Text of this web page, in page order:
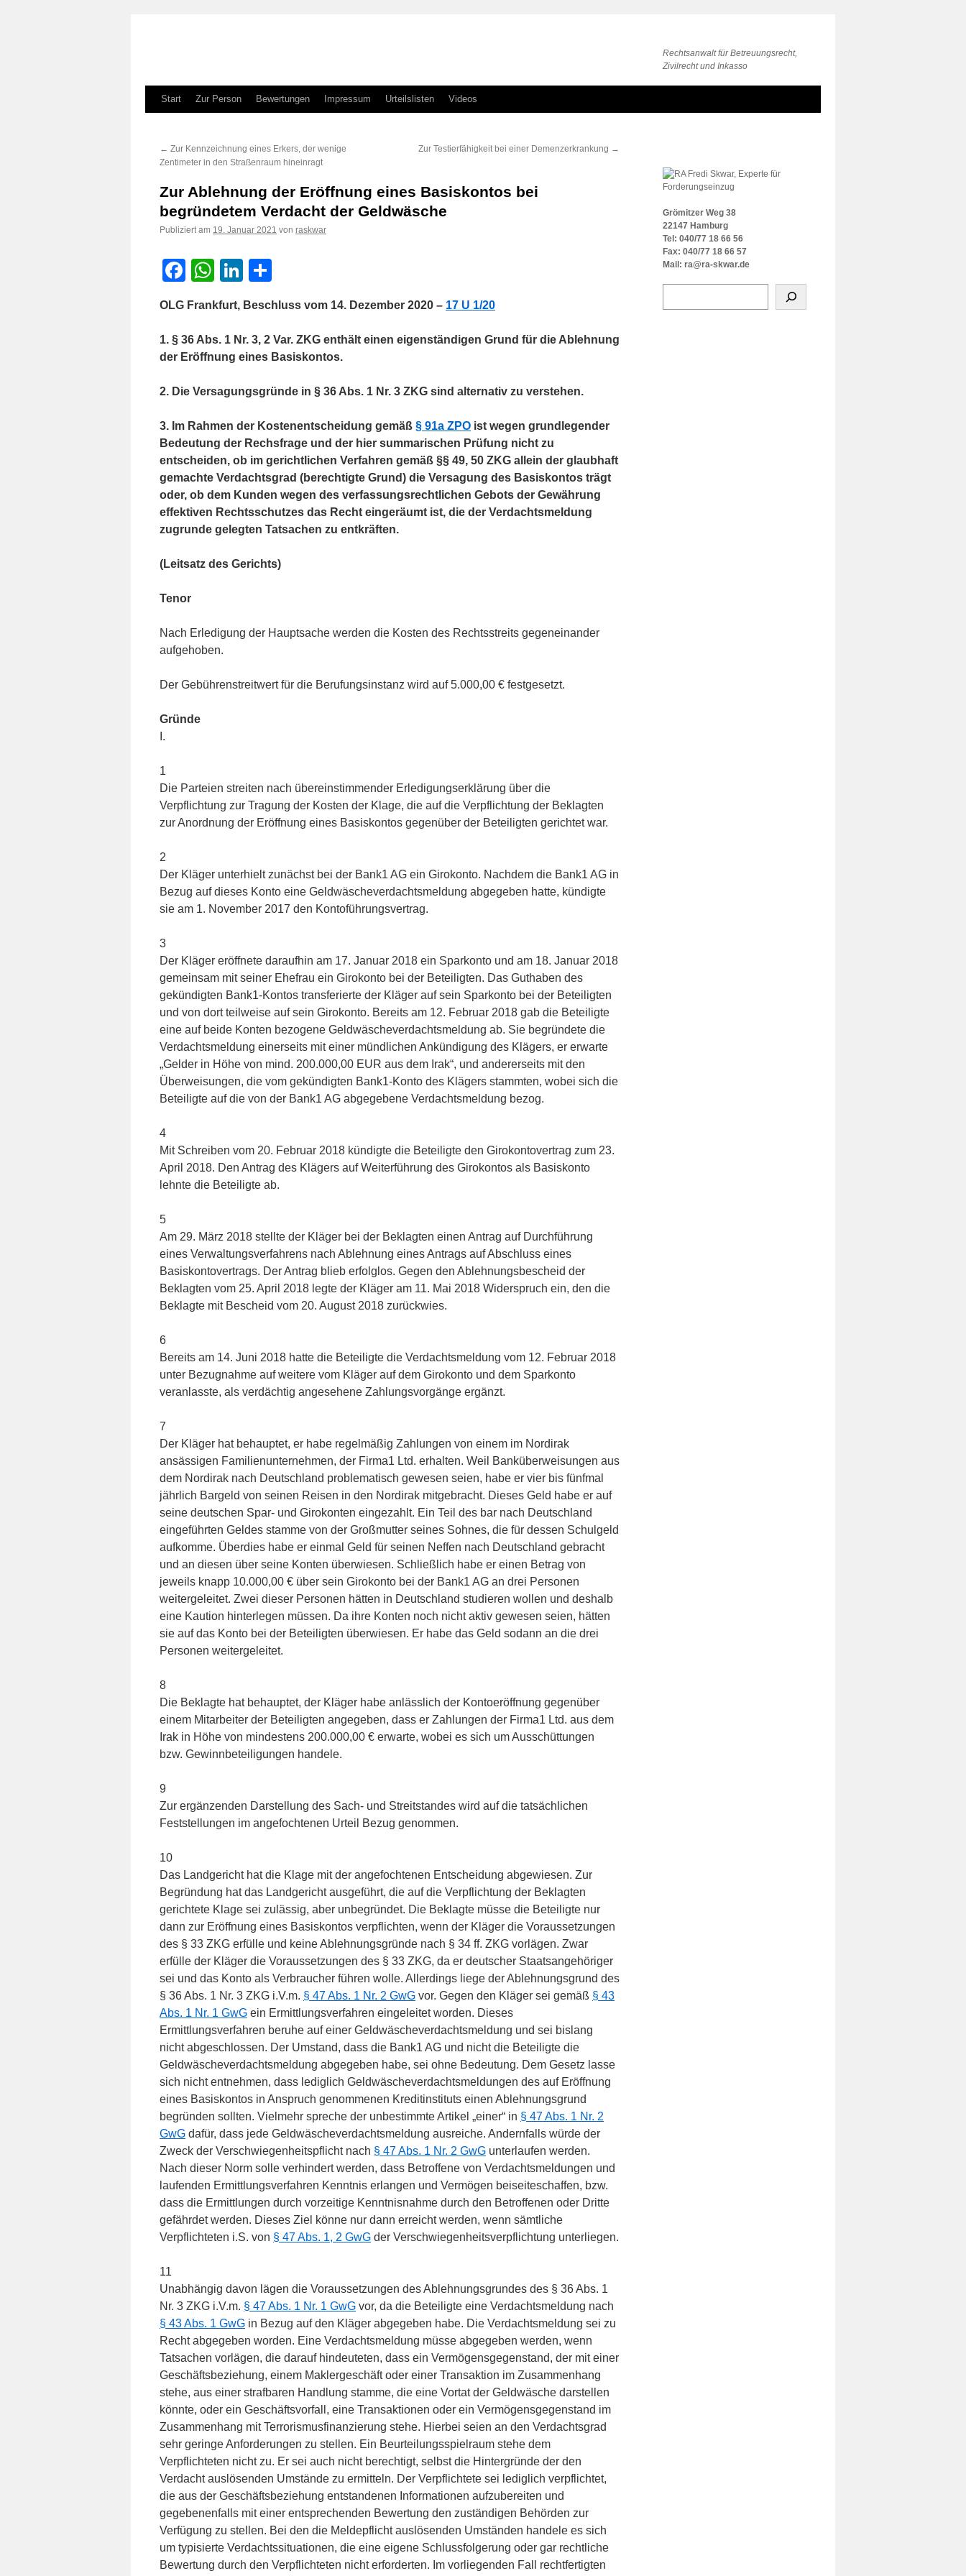
Rechtsanwalt für Betreuungsrecht,
Zivilrecht und Inkasso
Zum
springen
Start Zur Person Bewertungen Impressum Urteilslisten Videos
← Zur Kennzeichnung eines Erkers, der wenige
Zentimeter in den Straßenraum hineinragt
Zur Testierfähigkeit bei einer Demenzerkrankung →
Zur Ablehnung der Eröffnung eines Basiskontos bei
begründetem Verdacht der Geldwäsche
Publiziert am 19. Januar 2021 von raskwar
Facebook
WhatsApp
LinkedIn
OLG Frankfurt, Beschluss vom 14. Dezember 2020 – 17 U 1/20
1. § 36 Abs. 1 Nr. 3, 2 Var. ZKG enthält einen eigenständigen Grund für die Ablehnung
der Eröffnung eines Basiskontos.
2. Die Versagungsgründe in § 36 Abs. 1 Nr. 3 ZKG sind alternativ zu verstehen.
3. Im Rahmen der Kostenentscheidung gemäß § 91a ZPO ist wegen grundlegender
Bedeutung der Rechsfrage und der hier summarischen Prüfung nicht zu
entscheiden, ob im gerichtlichen Verfahren gemäß §§ 49, 50 ZKG allein der glaubhaft
gemachte Verdachtsgrad (berechtigte Grund) die Versagung des Basiskontos trägt
oder, ob dem Kunden wegen des verfassungsrechtlichen Gebots der Gewährung
effektiven Rechtsschutzes das Recht eingeräumt ist, die der Verdachtsmeldung
zugrunde gelegten Tatsachen zu entkräften.
(Leitsatz des Gerichts)
Tenor
Nach Erledigung der Hauptsache werden die Kosten des Rechtsstreits gegeneinander
aufgehoben.
Der Gebührenstreitwert für die Berufungsinstanz wird auf 5.000,00 € festgesetzt.
Gründe
I.
1
Die Parteien streiten nach übereinstimmender Erledigungserklärung über die
Verpflichtung zur Tragung der Kosten der Klage, die auf die Verpflichtung der Beklagten
zur Anordnung der Eröffnung eines Basiskontos gegenüber der Beteiligten gerichtet war.
2
Der Kläger unterhielt zunächst bei der Bank1 AG ein Girokonto. Nachdem die Bank1 AG in
Bezug auf dieses Konto eine Geldwäscheverdachtsmeldung abgegeben hatte, kündigte
sie am 1. November 2017 den Kontoführungsvertrag.
3
Der Kläger eröffnete daraufhin am 17. Januar 2018 ein Sparkonto und am 18. Januar 2018
gemeinsam mit seiner Ehefrau ein Girokonto bei der Beteiligten. Das Guthaben des
gekündigten Bank1-Kontos transferierte der Kläger auf sein Sparkonto bei der Beteiligten
und von dort teilweise auf sein Girokonto. Bereits am 12. Februar 2018 gab die Beteiligte
eine auf beide Konten bezogene Geldwäscheverdachtsmeldung ab. Sie begründete die
Verdachtsmeldung einerseits mit einer mündlichen Ankündigung des Klägers, er erwarte
„Gelder in Höhe von mind. 200.000,00 EUR aus dem Irak“, und andererseits mit den
Überweisungen, die vom gekündigten Bank1-Konto des Klägers stammten, wobei sich die
Beteiligte auf die von der Bank1 AG abgegebene Verdachtsmeldung bezog.
4
Mit Schreiben vom 20. Februar 2018 kündigte die Beteiligte den Girokontovertrag zum 23.
April 2018. Den Antrag des Klägers auf Weiterführung des Girokontos als Basiskonto
lehnte die Beteiligte ab.
5
Am 29. März 2018 stellte der Kläger bei der Beklagten einen Antrag auf Durchführung
eines Verwaltungsverfahrens nach Ablehnung eines Antrags auf Abschluss eines
Basiskontovertrags. Der Antrag blieb erfolglos. Gegen den Ablehnungsbescheid der
Beklagten vom 25. April 2018 legte der Kläger am 11. Mai 2018 Widerspruch ein, den die
Beklagte mit Bescheid vom 20. August 2018 zurückwies.
6
Bereits am 14. Juni 2018 hatte die Beteiligte die Verdachtsmeldung vom 12. Februar 2018
unter Bezugnahme auf weitere vom Kläger auf dem Girokonto und dem Sparkonto
veranlasste, als verdächtig angesehene Zahlungsvorgänge ergänzt.
7
Der Kläger hat behauptet, er habe regelmäßig Zahlungen von einem im Nordirak
ansässigen Familienunternehmen, der Firma1 Ltd. erhalten. Weil Banküberweisungen aus
dem Nordirak nach Deutschland problematisch gewesen seien, habe er vier bis fünfmal
jährlich Bargeld von seinen Reisen in den Nordirak mitgebracht. Dieses Geld habe er auf
seine deutschen Spar- und Girokonten eingezahlt. Ein Teil des bar nach Deutschland
eingeführten Geldes stamme von der Großmutter seines Sohnes, die für dessen Schulgeld
aufkomme. Überdies habe er einmal Geld für seinen Neffen nach Deutschland gebracht
und an diesen über seine Konten überwiesen. Schließlich habe er einen Betrag von
jeweils knapp 10.000,00 € über sein Girokonto bei der Bank1 AG an drei Personen
weitergeleitet. Zwei dieser Personen hätten in Deutschland studieren wollen und deshalb
eine Kaution hinterlegen müssen. Da ihre Konten noch nicht aktiv gewesen seien, hätten
sie auf das Konto bei der Beteiligten überwiesen. Er habe das Geld sodann an die drei
Personen weitergeleitet.
8
Die Beklagte hat behauptet, der Kläger habe anlässlich der Kontoeröffnung gegenüber
einem Mitarbeiter der Beteiligten angegeben, dass er Zahlungen der Firma1 Ltd. aus dem
Irak in Höhe von mindestens 200.000,00 € erwarte, wobei es sich um Ausschüttungen
bzw. Gewinnbeteiligungen handele.
9
Zur ergänzenden Darstellung des Sach- und Streitstandes wird auf die tatsächlichen
Feststellungen im angefochtenen Urteil Bezug genommen.
10
Das Landgericht hat die Klage mit der angefochtenen Entscheidung abgewiesen. Zur
Begründung hat das Landgericht ausgeführt, die auf die Verpflichtung der Beklagten
gerichtete Klage sei zulässig, aber unbegründet. Die Beklagte müsse die Beteiligte nur
dann zur Eröffnung eines Basiskontos verpflichten, wenn der Kläger die Voraussetzungen
des § 33 ZKG erfülle und keine Ablehnungsgründe nach § 34 ff. ZKG vorlägen. Zwar
erfülle der Kläger die Voraussetzungen des § 33 ZKG, da er deutscher Staatsangehöriger
sei und das Konto als Verbraucher führen wolle. Allerdings liege der Ablehnungsgrund des
§ 36 Abs. 1 Nr. 3 ZKG i.V.m. § 47 Abs. 1 Nr. 2 GwG vor. Gegen den Kläger sei gemäß § 43
Abs. 1 Nr. 1 GwG ein Ermittlungsverfahren eingeleitet worden. Dieses
Ermittlungsverfahren beruhe auf einer Geldwäscheverdachtsmeldung und sei bislang
nicht abgeschlossen. Der Umstand, dass die Bank1 AG und nicht die Beteiligte die
Geldwäscheverdachtsmeldung abgegeben habe, sei ohne Bedeutung. Dem Gesetz lasse
sich nicht entnehmen, dass lediglich Geldwäscheverdachtsmeldungen des auf Eröffnung
eines Basiskontos in Anspruch genommenen Kreditinstituts einen Ablehnungsgrund
begründen sollten. Vielmehr spreche der unbestimmte Artikel „einer“ in § 47 Abs. 1 Nr. 2
GwG dafür, dass jede Geldwäscheverdachtsmeldung ausreiche. Andernfalls würde der
Zweck der Verschwiegenheitspflicht nach § 47 Abs. 1 Nr. 2 GwG unterlaufen werden.
Nach dieser Norm solle verhindert werden, dass Betroffene von Verdachtsmeldungen und
laufenden Ermittlungsverfahren Kenntnis erlangen und Vermögen beiseiteschaffen, bzw.
dass die Ermittlungen durch vorzeitige Kenntnisnahme durch den Betroffenen oder Dritte
gefährdet werden. Dieses Ziel könne nur dann erreicht werden, wenn sämtliche
Verpflichteten i.S. von § 47 Abs. 1, 2 GwG der Verschwiegenheitsverpflichtung unterliegen.
11
Unabhängig davon lägen die Voraussetzungen des Ablehnungsgrundes des § 36 Abs. 1
Nr. 3 ZKG i.V.m. § 47 Abs. 1 Nr. 1 GwG vor, da die Beteiligte eine Verdachtsmeldung nach
§ 43 Abs. 1 GwG in Bezug auf den Kläger abgegeben habe. Die Verdachtsmeldung sei zu
Recht abgegeben worden. Eine Verdachtsmeldung müsse abgegeben werden, wenn
Tatsachen vorlägen, die darauf hindeuteten, dass ein Vermögensgegenstand, der mit einer
Geschäftsbeziehung, einem Maklergeschäft oder einer Transaktion im Zusammenhang
stehe, aus einer strafbaren Handlung stamme, die eine Vortat der Geldwäsche darstellen
könnte, oder ein Geschäftsvorfall, eine Transaktionen oder ein Vermögensgegenstand im
Zusammenhang mit Terrorismusfinanzierung stehe. Hierbei seien an den Verdachtsgrad
sehr geringe Anforderungen zu stellen. Ein Beurteilungsspielraum stehe dem
Verpflichteten nicht zu. Er sei auch nicht berechtigt, selbst die Hintergründe der den
Verdacht auslösenden Umstände zu ermitteln. Der Verpflichtete sei lediglich verpflichtet,
die aus der Geschäftsbeziehung entstandenen Informationen aufzubereiten und
gegebenenfalls mit einer entsprechenden Bewertung den zuständigen Behörden zur
Verfügung zu stellen. Bei den die Meldepflicht auslösenden Umständen handele es sich
um typisierte Verdachtssituationen, die eine eigene Schlussfolgerung oder gar rechtliche
Bewertung durch den Verpflichteten nicht erforderten. Im vorliegenden Fall rechtfertigten
Grömitzer Weg 38
22147 Hamburg
Tel: 040/77 18 66 56
Fax: 040/77 18 66 57
Mail: ra@ra-skwar.de